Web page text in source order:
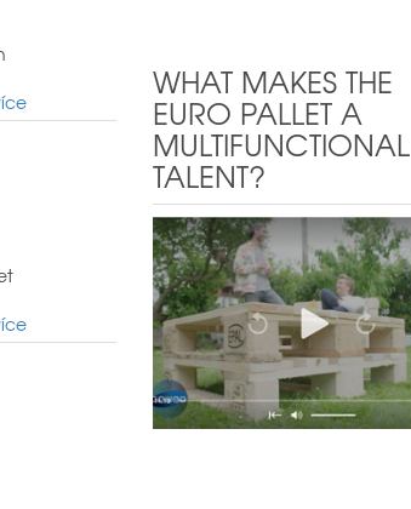
WHAT MAKES THE
EURO PALLET A
MULTIFUNCTIONAL
TALENT?